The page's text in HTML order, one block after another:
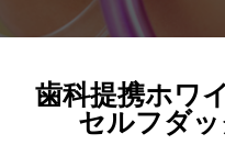
歯科提携ホワ
セルフダ